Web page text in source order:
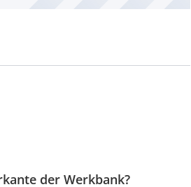
der Werkbank?